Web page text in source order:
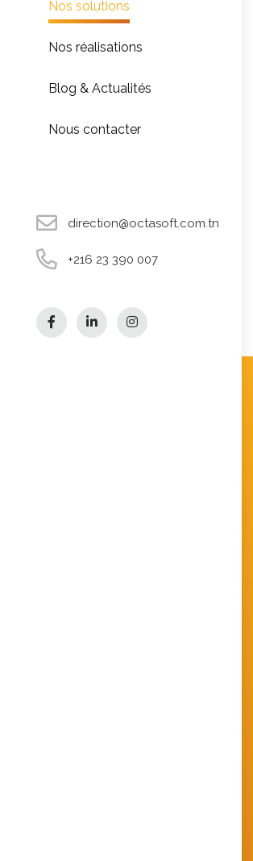
Nos solutions
Nos réalisations
Blog & Actualités
Nous contacter
direction@octasoft.com.tn
+216 23 390 007